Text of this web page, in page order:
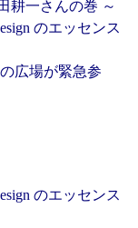
耕一さんの巻 ～
のエッセンス
広場が緊急参
のエッセンス